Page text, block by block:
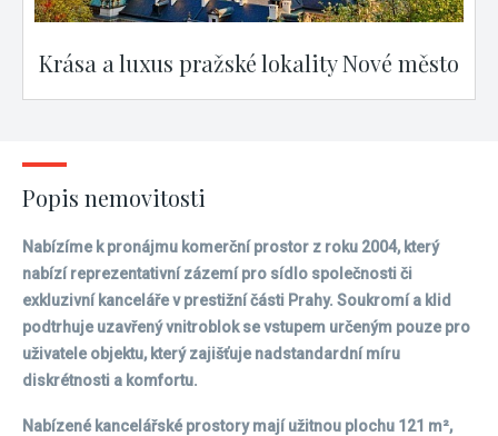
Krása a luxus pražské lokality Nové město
Popis nemovitosti
Nabízíme k pronájmu komerční prostor z roku 2004, který
nabízí reprezentativní zázemí pro sídlo společnosti či
exkluzivní kanceláře v prestižní části Prahy. Soukromí a klid
podtrhuje uzavřený vnitroblok se vstupem určeným pouze pro
uživatele objektu, který zajišťuje nadstandardní míru
diskrétnosti a komfortu.
Nabízené kancelářské prostory mají užitnou plochu 121 m²,